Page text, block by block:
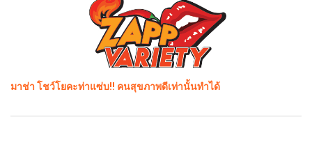
มาช่า โชว์โยคะท่าแซ่บ!! คนสุขภาพดีเท่านั้นทำได้